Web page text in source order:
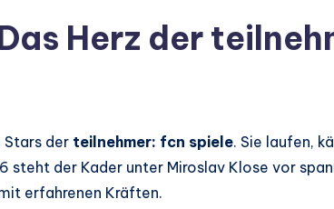
Herz der
Stars der teilnehmer: fcn spiele. Sie laufen,
steht der Kader unter Miroslav Klose vor
erfahrenen Kräften.